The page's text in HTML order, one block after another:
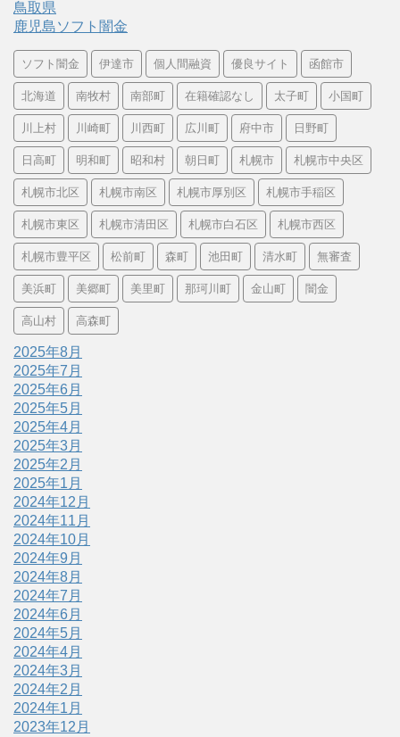
鳥取県
鹿児島ソフト闇金
ソフト闇金 伊達市 個人間融資 優良サイト 函館市
北海道 南牧村 南部町 在籍確認なし 太子町 小国町
川上村 川崎町 川西町 広川町 府中市 日野町
日高町 明和町 昭和村 朝日町 札幌市 札幌市中央区
札幌市北区 札幌市南区 札幌市厚別区 札幌市手稲区
札幌市東区 札幌市清田区 札幌市白石区 札幌市西区
札幌市豊平区 松前町 森町 池田町 清水町 無審査
美浜町 美郷町 美里町 那珂川町 金山町 闇金
高山村 高森町
2025年8月
2025年7月
2025年6月
2025年5月
2025年4月
2025年3月
2025年2月
2025年1月
2024年12月
2024年11月
2024年10月
2024年9月
2024年8月
2024年7月
2024年6月
2024年5月
2024年4月
2024年3月
2024年2月
2024年1月
2023年12月